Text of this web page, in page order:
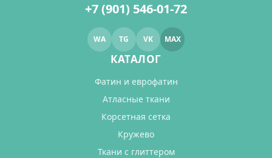
+7 (901) 546-01-72
WA TG VK MAX
КАТАЛОГ
Фатин и еврофатин
Атласные ткани
Корсетная сетка
Кружево
Ткани с глиттером